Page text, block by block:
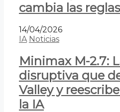
cambia las
14/04/2026
IA Noticias
Minimax M-2.7:
disruptiva que
Valley y
la IA